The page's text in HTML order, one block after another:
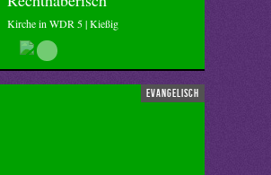
Kirche in WDR 5 | Kießig
evangelisch